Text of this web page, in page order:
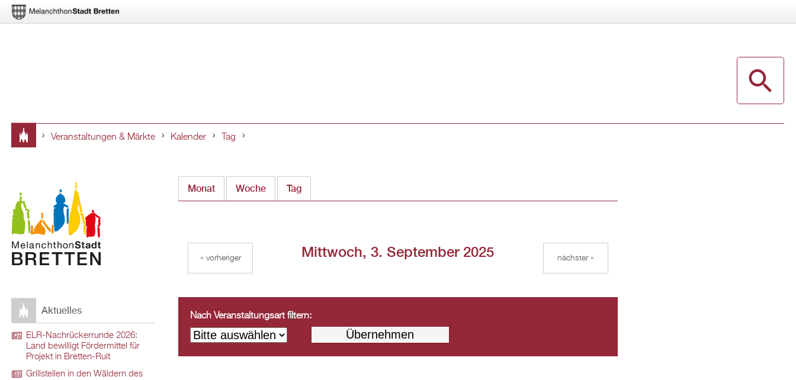
hier
Veranstaltungen & Märkte Kalender Tag
Monat Woche Tag(aktiver Reiter)
Mittwoch, 3. September 2025
« vorheriger nächster »
Nach Veranstaltungsart filtern:
Aktuelles
ELR-Nachrückerrunde 2026:
Land bewilligt Fördermittel für
Projekt in Bretten-Ruit
Grillstellen in den Wäldern des